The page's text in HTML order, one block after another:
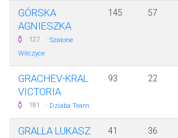
GÓRSKA
AGNIESZKA
127 · Szalone
Wilczyce
145 57
GRACHEV-KRAL
VICTORIA
181 · Dziaba Team
93 22
GRALLA LUKASZ 41 36